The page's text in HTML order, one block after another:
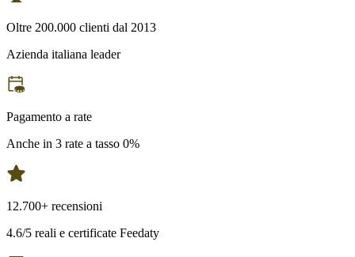
Oltre 200.000 clienti dal 2013
Azienda italiana leader
Pagamento a rate
Anche in 3 rate a tasso 0%
12.700+ recensioni
4.6/5 reali e certificate Feedaty